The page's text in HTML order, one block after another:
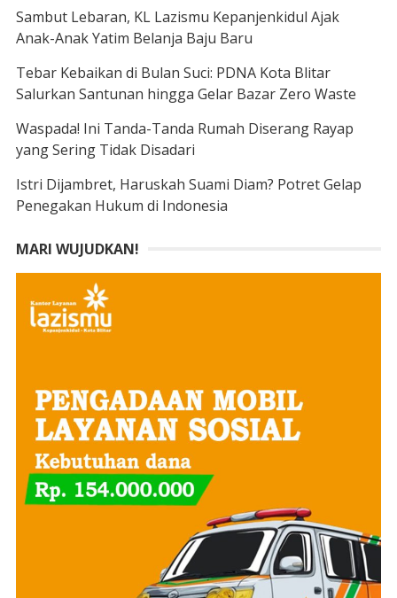
Sambut Lebaran, KL Lazismu Kepanjenkidul Ajak
Anak-Anak Yatim Belanja Baju Baru
Tebar Kebaikan di Bulan Suci: PDNA Kota Blitar
Salurkan Santunan hingga Gelar Bazar Zero Waste
Waspada! Ini Tanda-Tanda Rumah Diserang Rayap
yang Sering Tidak Disadari
Istri Dijambret, Haruskah Suami Diam? Potret Gelap
Penegakan Hukum di Indonesia
MARI WUJUDKAN!